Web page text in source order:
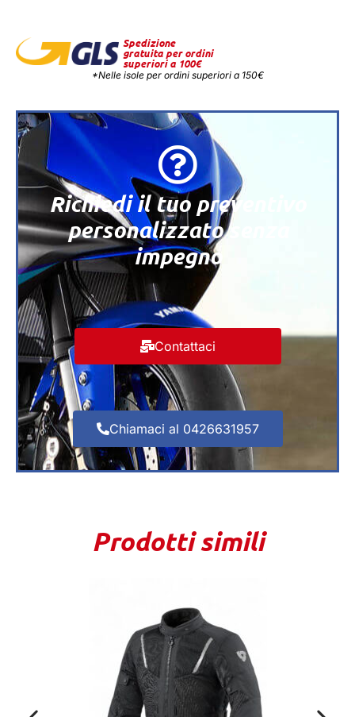
Spedizione
gratuita per ordini
superiori a 100€
*Nelle isole per ordini superiori a 150€
Richiedi il tuo preventivo
personalizzato senza
impegno
Contattaci
Chiamaci al 0426631957
Prodotti simili